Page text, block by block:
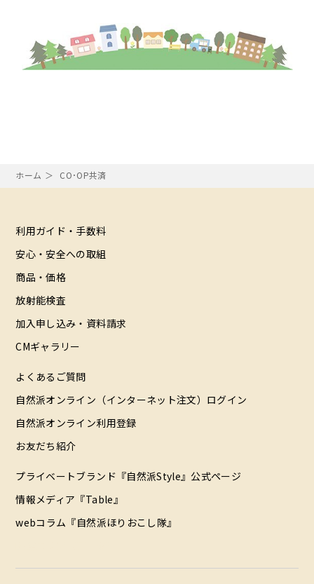
ホーム CO･OP共済
利用ガイド・手数料
安心・安全への取組
商品・価格
放射能検査
加入申し込み・資料請求
CMギャラリー
よくあるご質問
自然派オンライン（インターネット注文）ログイン
自然派オンライン利用登録
お友だち紹介
プライベートブランド『自然派Style』公式ページ
情報メディア『Table』
webコラム『自然派ほりおこし隊』